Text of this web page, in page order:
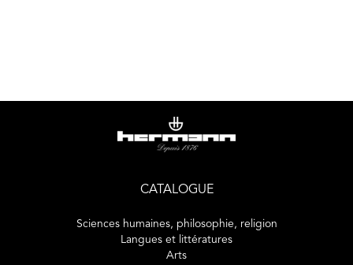
CATALOGUE
Sciences humaines, philosophie, religion
Langues et littératures
Arts